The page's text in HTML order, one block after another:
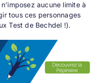
aucune limite à
tous ces personnages
Test de Bechdel !).